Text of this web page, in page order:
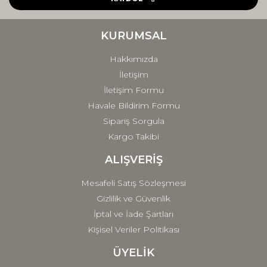
Ürün fiyatı diğer sitelerden daha pahalı.
Gönder
KURUMSAL
Hakkımızda
İletişim
İletişim Formu
Havale Bildirim Formu
Sipariş Sorgula
Kargo Takibi
ALIŞVERİŞ
Mesafeli Satış Sözleşmesi
Gizlilik ve Güvenlik
İptal ve İade Şartları
Kişisel Veriler Politikası
ÜYELİK